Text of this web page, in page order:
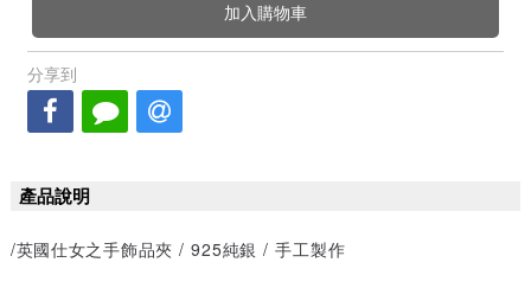
加入購物車
分享到
產品說明
/英國仕女之手飾品夾 / 925純銀 / 手工製作